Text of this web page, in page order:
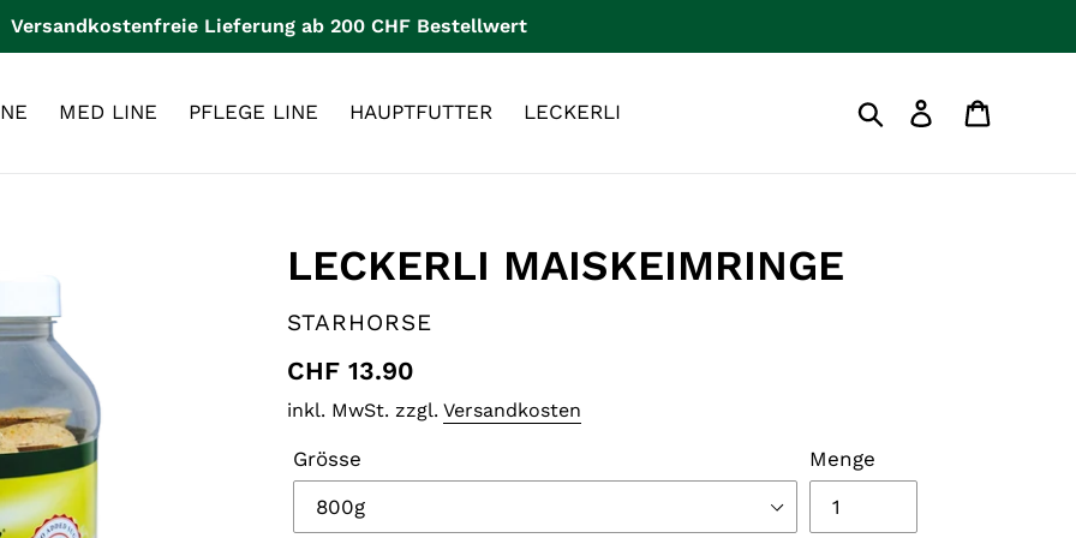
Versandkostenfreie Lieferung ab 200 CHF Bestellwert
MED LINE PFLEGE LINE HAUPTFUTTER
LECKERLI
Einloggen
LECKERLI MAISKEIMRINGE
VERKÄUFER
STARHORSE
Normaler
Preis
CHF 13.90
inkl. MwSt. zzgl. Versandkosten
Grösse Menge